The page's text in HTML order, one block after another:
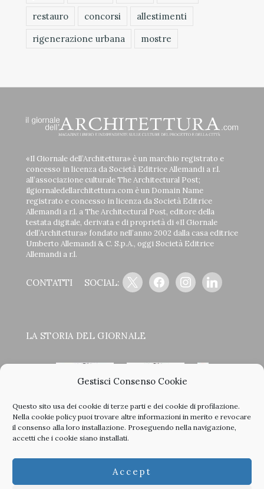
Gestisci Consenso Cookie
Questo sito usa dei cookie di terze parti e dei cookie di profilazione.
Nella cookie policypuoi trovare altre informazioni in merito e revocare
il consenso alla loro installazione. Proseguendo nella navigazione,
accetti che i cookie siano installati.
Accept
restauro
concorsi
allestimenti
rigenerazione urbana
mostre
«Il Giornale dell’Architettura» è un marchio registrato e
concesso in licenza da Società Editrice Allemandi a r.l.
all’associazione culturale The Architectural Post;
ilgiornaledellarchitettura.com è un Domain Name
registrato e concesso in licenza da Società Editrice
Allemandi a r.l. a The Architectural Post, editore della
testata digitale, derivata e di proprietà di «Il Giornale
dell’Architettura» fondato nell’anno 2002 dalla casa editrice
Umberto Allemandi & C. S.p.A., oggi Società Editrice
Allemandi a r.l.
CONTATTI SOCIAL:
x facebookinstagramlinkedin
LA STORIA DEL GIORNALE
< >
tutti i nostri vecchi numeri in PDF.